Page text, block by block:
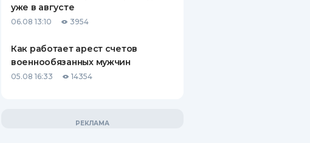
уже в августе
06.08 13:10 3954
Как работает арест счетов
военнообязанных мужчин
05.08 16:33 14354